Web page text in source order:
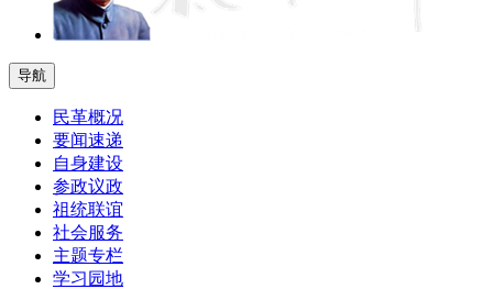
导航
民革概况
要闻速递
自身建设
参政议政
祖统联谊
社会服务
主题专栏
学习园地